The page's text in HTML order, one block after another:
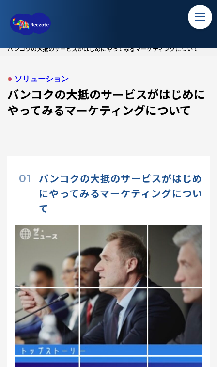
バンコク留学
コラム
バンコクの大抵のサービスがはじめにやってみるマーケティングについて
ソリューション
バンコクの大抵のサービスがはじめに
やってみるマーケティングについて
バンコクの大抵のサービスがはじめ
にやってみるマーケティングについ
て